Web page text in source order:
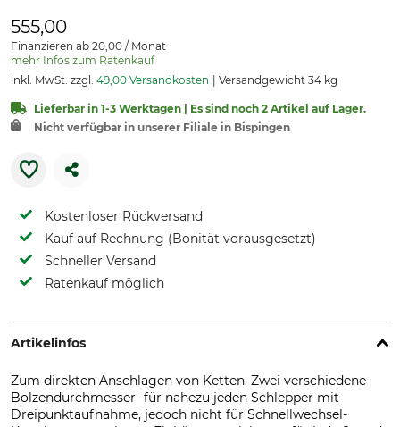
555,00
Finanzieren ab 20,00 / Monat
mehr Infos zum Ratenkauf
inkl. MwSt. zzgl. 49,00 Versandkosten Versandgewicht 34 kg
Lieferbar in 1-3 Werktagen | Es sind noch 2 Artikel auf Lager.
Nicht verfügbar in unserer Filiale in Bispingen
Kostenloser Rückversand
Kauf auf Rechnung (Bonität vorausgesetzt)
Schneller Versand
Ratenkauf möglich
Artikelinfos
Zum direkten Anschlagen von Ketten. Zwei verschiedene
Bolzendurchmesser- für nahezu jeden Schlepper mit
Dreipunktaufnahme, jedoch nicht für Schnellwechsel-